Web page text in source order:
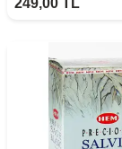
249,00 TL